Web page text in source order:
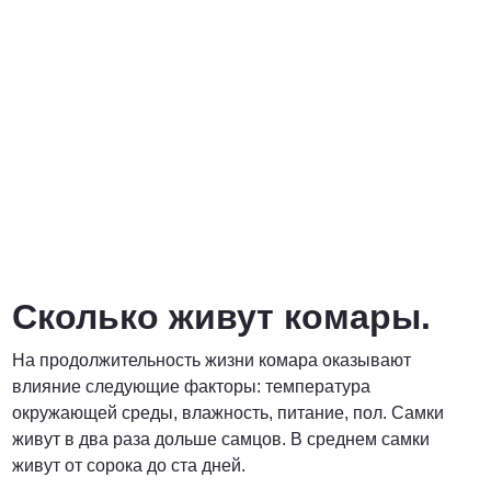
Сколько живут комары.
На продолжительность жизни комара оказывают
влияние следующие факторы: температура
окружающей среды, влажность, питание, пол. Самки
живут в два раза дольше самцов. В среднем самки
живут от сорока до ста дней.